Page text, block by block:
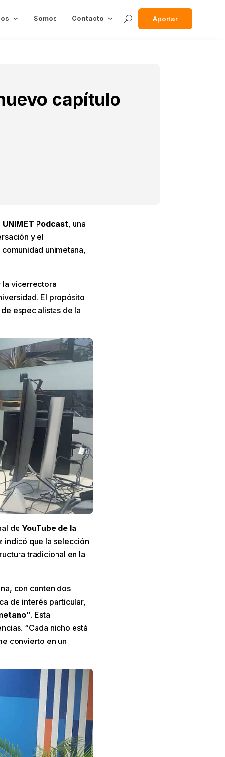
Somos Contacto Aportar
capítulo
UNIMET Podcast, una
y el
unimetana,
la vicerrectora
El propósito
especialistas de la
de YouTube de la
indicó que la selección
tradicional en la
con contenidos
de interés particular,
. Esta
“Cada nicho está
convierto en un